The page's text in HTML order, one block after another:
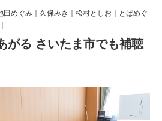
田めぐみ 久保みき 松村としお
とばめぐ
がる さいたま市でも補聴